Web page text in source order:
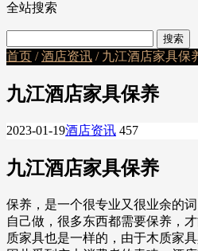
全站搜索
首页 /酒店资讯 / 九江酒店家具保
九江酒店家具保养
2023-01-19酒店资讯 457
九江酒店家具保养
保养，是一个很专业又很业余的
自己做，很多东西都需要保养，
质家具也是一样的，由于木质家